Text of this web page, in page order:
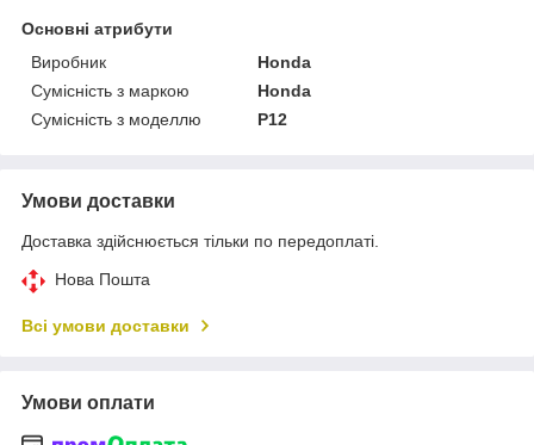
Основні атрибути
Виробник
Honda
Сумісність з маркою
Honda
Сумісність з моделлю
P12
Умови доставки
Доставка здійснюється тільки по передоплаті.
Нова Пошта
Всі умови доставки
Умови оплати